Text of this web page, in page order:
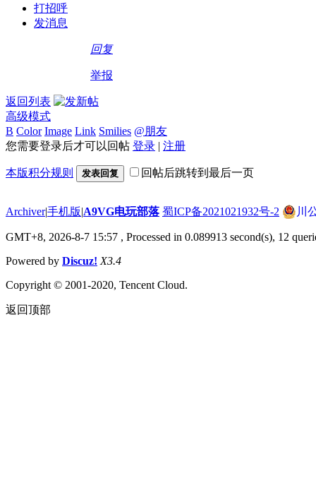
打招呼
发消息
回复
举报
返回列表
高级模式
B Color Image Link Smilies @朋友
您需要登录后才可以回帖 登录 | 注册
本版积分规则 发表回复 回帖后跳转到最后一页
Archiver|手机版|A9VG电玩部落 蜀ICP备2021021932号-2 川
GMT+8, 2026-8-7 15:57 , Processed in 0.089913 second(s), 12
Powered by Discuz! X3.4
Copyright © 2001-2020, Tencent Cloud.
返回顶部